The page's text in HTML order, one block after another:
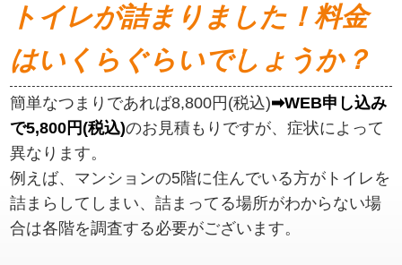
トイレが詰まりました！料金
はいくらぐらいでしょうか？
簡単なつまりであれば8,800円(税込)➡WEB申し込み
で5,800円(税込)のお見積もりですが、症状によって
異なります。
例えば、マンションの5階に住んでいる方がトイレを
詰まらしてしまい、詰まってる場所がわからない場
合は各階を調査する必要がございます。